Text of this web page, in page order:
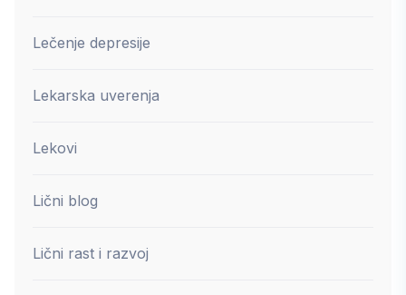
Lečenje depresije
Lekarska uverenja
Lekovi
Lični blog
Lični rast i razvoj